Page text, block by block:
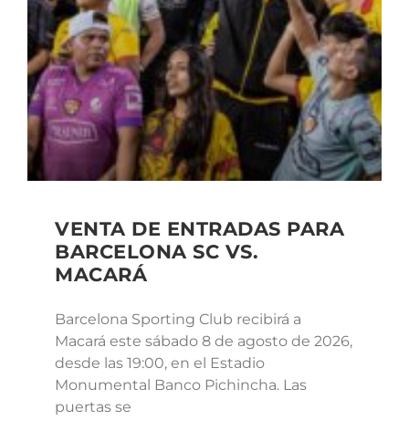
VENTA DE ENTRADAS PARA
BARCELONA SC VS.
MACARÁ
Barcelona Sporting Club recibirá a
Macará este sábado 8 de agosto de 2026,
desde las 19:00, en el Estadio
Monumental Banco Pichincha. Las
puertas se